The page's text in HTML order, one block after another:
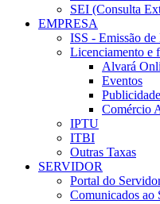
SEI (Consulta
EMPRESA
ISS - Emissão de
Licenciamento e
Alvará
Eventos
Publicidade
Comércio
IPTU
ITBI
Outras Taxas
SERVIDOR
Portal do
Comunicados ao